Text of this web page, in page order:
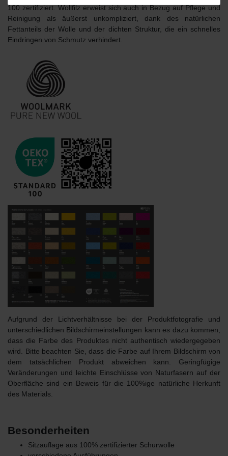
100 zertifiziert. Wollfilz erweist sich auch in Bezug auf Pflege und
Reinigung als äußerst unkompliziert, dank des natürlichen
Fettanteils der Wolle und der dichten Struktur, die ein schnelles
Eindringen von Schmutz verhindert.
Aufgrund der Lichtverhältnisse bei der Produktfotografie und
unterschiedlichen Bildschirmeinstellungen kann es dazu kommen,
dass die Farbe des Produktes nicht authentisch wiedergegeben
wird. Bitte beachten Sie, dass die Farbe auf Ihrem Bildschirm von
dem tatsächlichen Produkt abweichen kann. Geringfügige
Veränderungen und leichte Einschlüsse von Naturfasern auf der
Oberfläche sind ein Beweis für die 100%ige natürliche Herkunft
des Materials.
Besonderheiten
Sitzauflage aus 100% zertifizierter Schurwolle